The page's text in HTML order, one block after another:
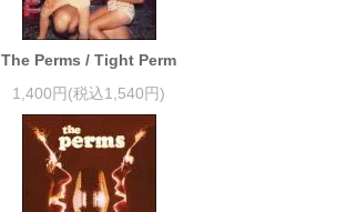
The Perms / Tight Perm
1,400円(税込1,540円)